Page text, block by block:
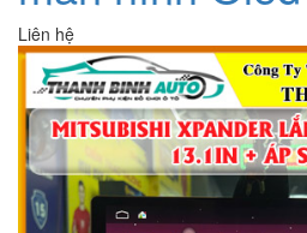
Liên hệ